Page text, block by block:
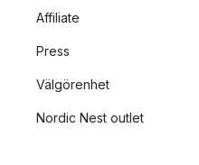
Affiliate
Press
Välgörenhet
Nordic Nest outlet